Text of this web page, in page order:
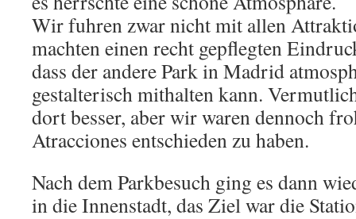
Wir fuhren zwar nicht mit allen
machten einen recht gepflegten
dass der andere Park in Madrid
gestalterisch mithalten kann.
dort besser, aber wir waren dennoch
Atracciones entschieden zu haben.
Nach dem Parkbesuch ging es dann
in die Innenstadt, das Ziel war die